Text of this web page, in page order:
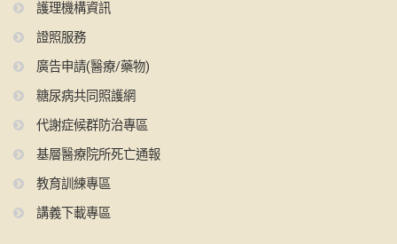
護理機構資訊
證照服務
廣告申請(醫療/藥物)
糖尿病共同照護網
代謝症候群防治專區
基層醫療院所死亡通報
教育訓練專區
講義下載專區